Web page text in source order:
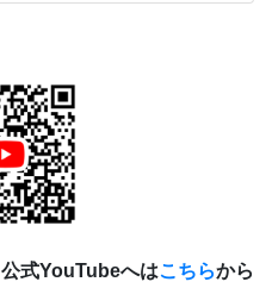
公式YouTubeへはこちらから